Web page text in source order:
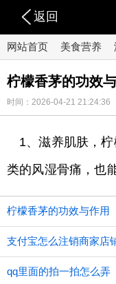
返回
网站首页 美食营养
柠檬香茅的功效
时间：2026-04-21 21:24:36
1、滋养肌肤，
类的风湿骨痛，也
柠檬香茅的功效与作用
支付宝怎么注销商家店
qq里面的拍一拍怎么弄